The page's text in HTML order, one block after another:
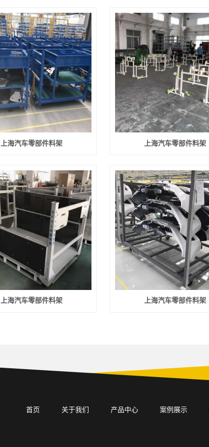
上海汽车零部件料架 上海汽车零部件料架
上海汽车零部件料架 上海汽车零部件料架
首页 关于我们 产品中心 案例展示